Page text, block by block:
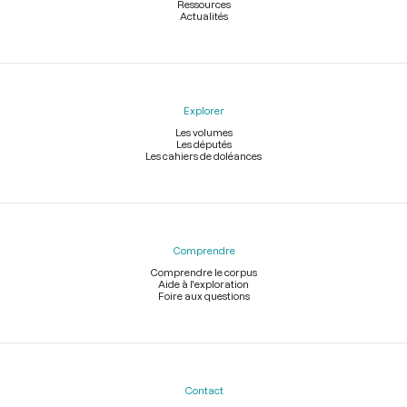
Ressources
Actualités
Explorer
Les volumes
Les députés
Les cahiers de doléances
Comprendre
Comprendre le corpus
Aide à l'exploration
Foire aux questions
Contact